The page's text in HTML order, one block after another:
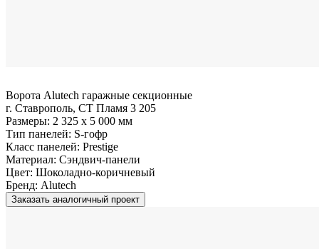
Ворота Alutech гаражные секционные
г. Ставрополь, СТ Пламя 3 205
Размеры: 2 325 x 5 000 мм
Тип панелей: S-гофр
Класс панелей: Prestige
Материал: Сэндвич-панели
Цвет: Шоколадно-коричневый
Бренд: Alutech
Заказать аналогичный проект